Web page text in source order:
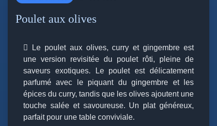
Poulet aux olives
Le poulet aux olives, curry et gingembre est
une version revisitée du poulet rôti, pleine de
saveurs exotiques. Le poulet est délicatement
parfumé avec le piquant du gingembre et les
épices du curry, tandis que les olives ajoutent une
touche salée et savoureuse. Un plat généreux,
parfait pour une table conviviale.